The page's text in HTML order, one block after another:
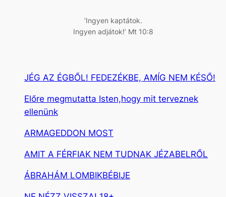
‘Ingyen kaptátok.
Ingyen adjátok!’ Mt 10:8
JÉG AZ ÉGBŐL! FEDEZÉKBE, AMÍG NEM KÉSŐ!
Előre megmutatta Isten,hogy mit terveznek
ellenünk
ARMAGEDDON MOST
AMIT A FÉRFIAK NEM TUDNAK JÉZABELRŐL
ÁBRAHÁM LOMBIKBÉBIJE